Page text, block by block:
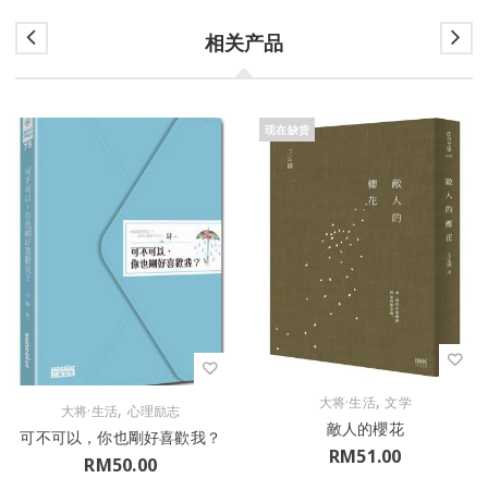
相关产品
大将·生活, 心理励志
可不可以，你也剛好喜歡我？
RM50.00
现在缺货
大将·生活,文学
敵人的櫻花
RM51.00